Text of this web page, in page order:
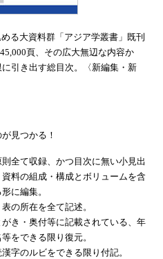
る大資料群「アジア学叢書」既刊
頁、その広大無辺な内容か
引き出す総目次。〈新編集・新
見つかる！
全て収録、かつ目次に無い小見出
料の組成・構成とボリュームを含
に編集。
の所在を全て記述。
き・奥付等に記載されている、年
をできる限り復元。
字のルビをできる限り付記。